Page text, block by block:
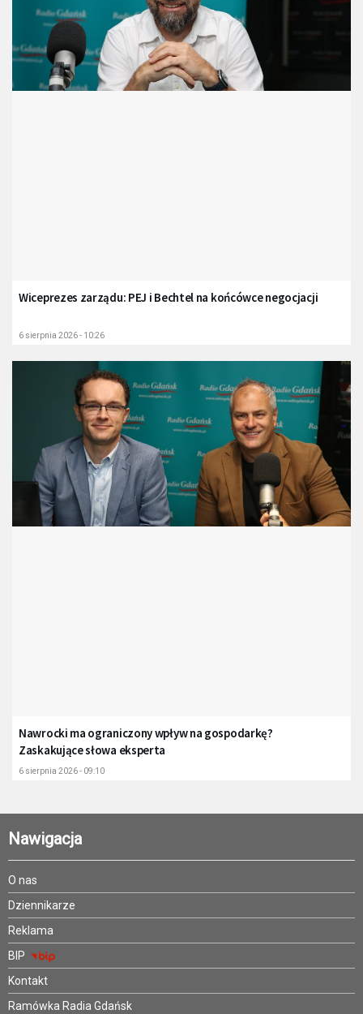
Wiceprezes zarządu: PEJ i Bechtel na końcówce negocjacji
6 sierpnia 2026 - 10:26
Nawrocki ma ograniczony wpływ na gospodarkę?
Zaskakujące słowa eksperta
6 sierpnia 2026 - 09:10
Nawigacja
O nas
Dziennikarze
Reklama
BIP
Kontakt
Ramówka Radia Gdańsk